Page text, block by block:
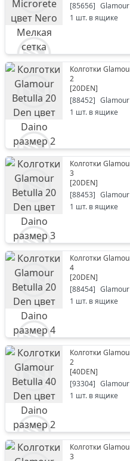
[85656] Glamour
1 шт. в ящике
Колготки
2
[20DEN]
[88452] Glamour
1 шт. в ящике
Колготки
3
[20DEN]
[88453] Glamour
1 шт. в ящике
Колготки
4
[20DEN]
[88454] Glamour
1 шт. в ящике
Колготки
2
[40DEN]
[93304] Glamour
1 шт. в ящике
Колготки
3